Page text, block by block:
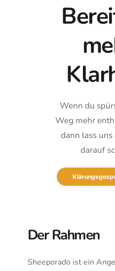
Wenn du
Weg mehr
dann lass
darauf
Der Rahmen
Sheeporado ist ein